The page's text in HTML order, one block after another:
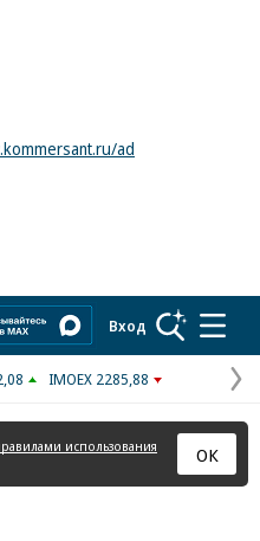
ad
Вход
IMOEX 2285,88
использования
ОК